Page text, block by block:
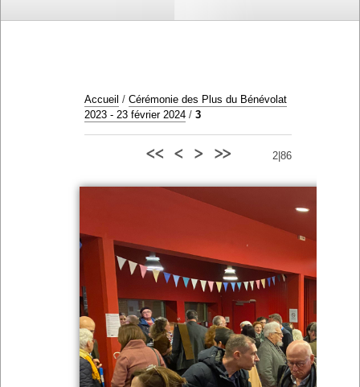
Accueil / Cérémonie des Plus du Bénévolat
2023 - 23 février 2024 / 3
2|86
<< < > >>